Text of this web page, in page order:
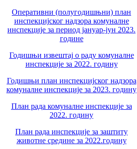
Оперативни (полугодишњни) план
инспекцијског надзора комуналне
инспекције за период јануар-јун 2023.
године
Годишњи извештај о раду комуналне
инспекције за 2022. годину
Годишњи план инспекцијског надзора
комуналне инспекције за 2023. годину
План рада комуналне инспекције за
2022. годину
План рада инспекције за заштиту
животне средине за 2022.годину